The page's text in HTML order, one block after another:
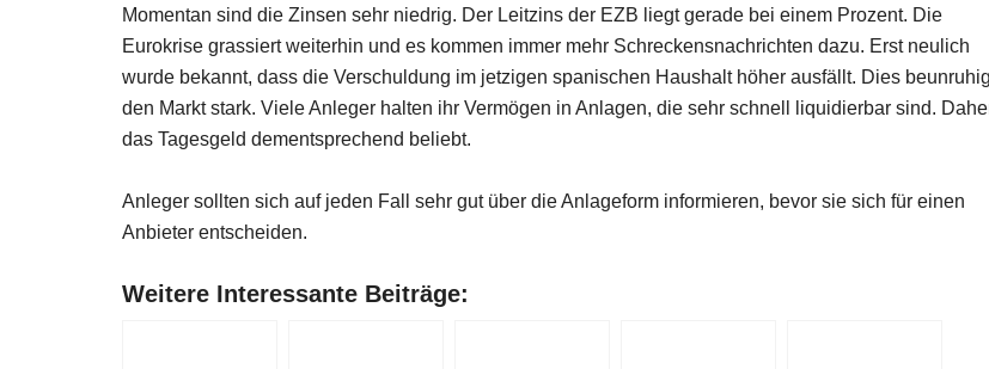
Momentan sind die Zinsen sehr niedrig. Der Leitzins der EZB liegt gerade bei einem Prozent. Die
Eurokrise grassiert weiterhin und es kommen immer mehr Schreckensnachrichten dazu. Erst neulich
wurde bekannt, dass die Verschuldung im jetzigen spanischen Haushalt höher ausfällt. Dies
den Markt stark. Viele Anleger halten ihr Vermögen in Anlagen, die sehr schnell liquidierbar sind.
das Tagesgeld dementsprechend beliebt.
Anleger sollten sich auf jeden Fall sehr gut über die Anlageform informieren, bevor sie sich für einen
Anbieter entscheiden.
Weitere Interessante Beiträge: